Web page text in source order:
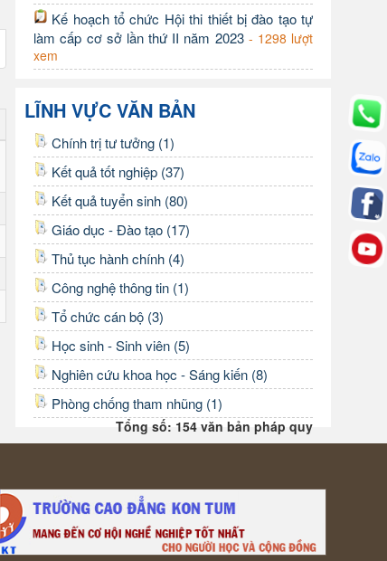
Kế hoạch tổ chức Hội thi thiết bị đào tạo tự
làm cấp cơ sở lần thứ II năm 2023 - 1298 lượt
xem
LĨNH VỰC VĂN BẢN
Chính trị tư tưởng (1)
Kết quả tốt nghiệp (37)
Kết quả tuyển sinh (80)
Giáo dục - Đào tạo (17)
Thủ tục hành chính (4)
Công nghệ thông tin (1)
Tổ chức cán bộ (3)
Học sinh - Sinh viên (5)
Nghiên cứu khoa học - Sáng kiến (8)
Phòng chống tham nhũng (1)
Tổng số: 154 văn bản pháp quy